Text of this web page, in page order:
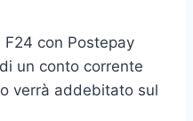
F24 con Postepay
un conto corrente
verrà addebitato sul